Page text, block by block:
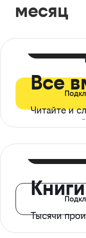
месяц
Все
Читайте и
Книги
Тысячи
с доступом